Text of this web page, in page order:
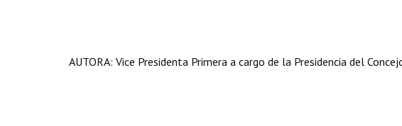
AUTORA: Vice Presidenta Primera a cargo de la Presidencia del